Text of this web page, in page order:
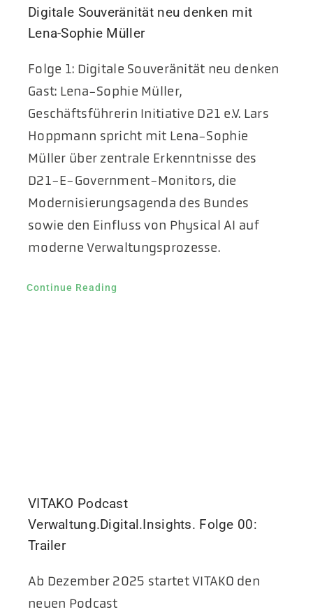
Digitale Souveränität neu denken mit
Lena-Sophie Müller
Folge 1: Digitale Souveränität neu denken
Gast: Lena-Sophie Müller,
Geschäftsführerin Initiative D21 e.V. Lars
Hoppmann spricht mit Lena-Sophie
Müller über zentrale Erkenntnisse des
D21-E-Government-Monitors, die
Modernisierungsagenda des Bundes
sowie den Einfluss von Physical AI auf
moderne Verwaltungsprozesse.
Continue Reading
VITAKO Podcast
Verwaltung.Digital.Insights. Folge 00:
Trailer
Ab Dezember 2025 startet VITAKO den
neuen Podcast